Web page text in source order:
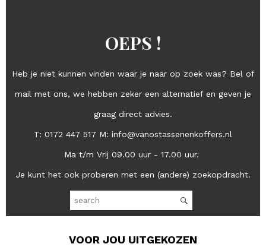
OEPS !
Heb je niet kunnen vinden waar je naar op zoek was? Bel of
mail met ons, we hebben zeker een alternatief en geven je
graag direct advies.
T: 0172 447 517 M: info@vanostassenenkoffers.nl
Ma t/m Vrij 09.00 uur - 17.00 uur.
Je kunt het ook proberen met een (andere) zoekopdracht.
VOOR JOU UITGEKOZEN